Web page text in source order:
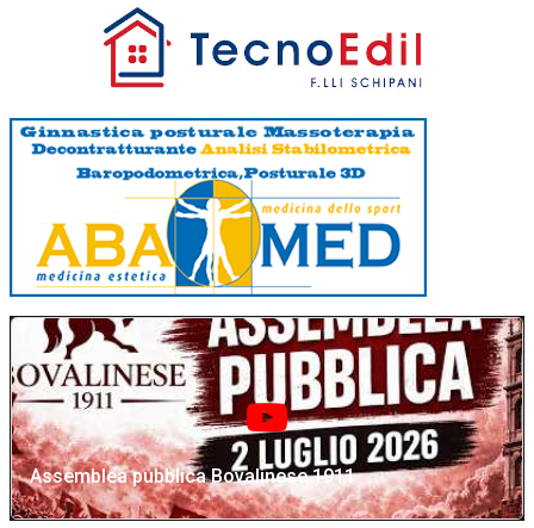
Assemblea pubblica Bovalinese 1911